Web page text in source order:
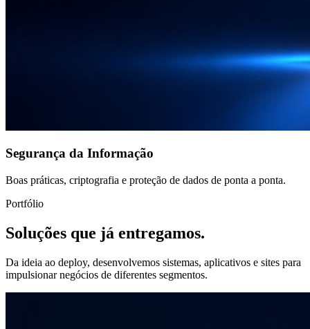
Segurança da Informação
Boas práticas, criptografia e proteção de dados de ponta a ponta.
Portfólio
Soluções que já entregamos.
Da ideia ao deploy, desenvolvemos sistemas, aplicativos e sites para
impulsionar negócios de diferentes segmentos.